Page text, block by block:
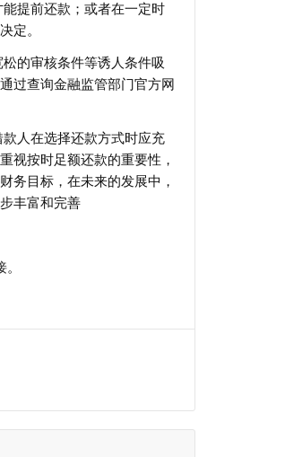
提前还款；或者在一定时
定。
的审核条件等诱人条件吸
过查询金融监管部门官方网
人在选择还款方式时应充
视按时足额还款的重要性，
务目标，在未来的发展中，
丰富和完善
。